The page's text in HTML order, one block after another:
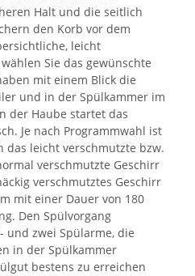
Halt und die seitlich
den Korb vor dem
leicht
Sie das gewünschte
mit einem Blick die
und in der Spülkammer im
der Haube startet das
Je nach Programmwahl ist
das leicht verschmutzte bzw.
verschmutzte Geschirr
verschmutztes Geschirr
mit einer Dauer von 180
Den Spülvorgang
und zwei Spülarme, die
in der Spülkammer
bestens zu erreichen